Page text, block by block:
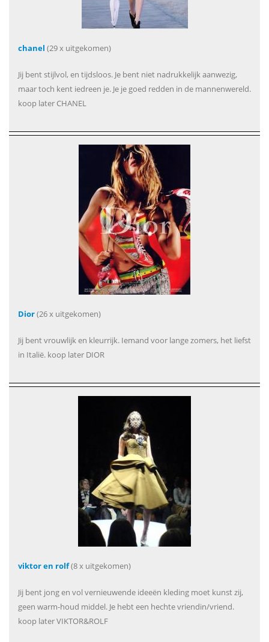
chanel (29 x uitgekomen)
Jij bent stijlvol, en tijdsloos. Je bent niet nadrukkelijk aanwezig,
maar toch kent iedreen je. Je je goed redden in de mannenwereld.
koop later CHANEL
Dior(26 x uitgekomen)
Jij bent vrouwlijk en kleurrijk. Iemand voor lange zomers, het liefst
in Italië. koop later DIOR
viktor en rolf(8 x uitgekomen)
Jij bent jong en vol vernieuwende ideeën kleding moet kunst zij,
geen warm-houd middel. Je hebt een hechte vriendin/vriend.
koop later VIKTOR&ROLF